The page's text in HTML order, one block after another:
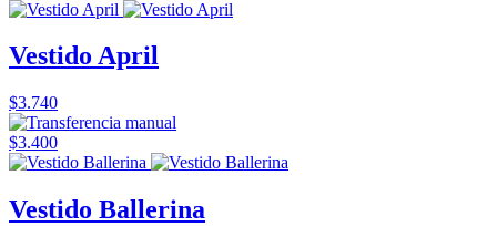
Vestido April
$3.740
$3.400
Vestido Ballerina